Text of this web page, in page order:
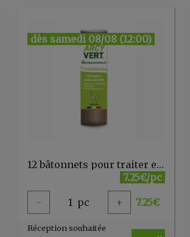
dès samedi 08/08 (12:00)
12 bâtonnets pour traiter et désodoriser (canalisations/siphons) ARCY VERT
7.25€/pc
- 1 pc + 7.25€
Réception souhaitée